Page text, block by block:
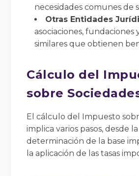
necesidades comunes de
Otras Entidades
asociaciones, fundaciones
similares que obtienen
Cálculo del
sobre
El cálculo del Impuesto
implica varios pasos, desde la
determinación de la base
la aplicación de las tasas